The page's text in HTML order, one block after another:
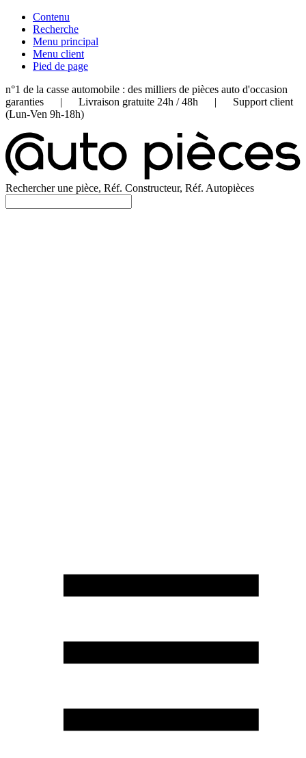
Contenu
Recherche
Menu principal
Menu client
Pied de page
n°1 de la casse automobile : des milliers de pièces auto d'occasion
garanties | Livraison gratuite 24h / 48h | Support client
(Lun-Ven 9h-18h)
Rechercher une pièce, Réf. Constructeur, Réf. Autopièces